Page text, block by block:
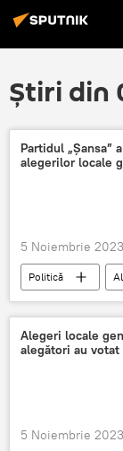
Știri din
Partidul „Șansa”
alegerilor locale
5 Noiembrie
Politică
Alegeri locale
alegători au votat
5 Noiembrie